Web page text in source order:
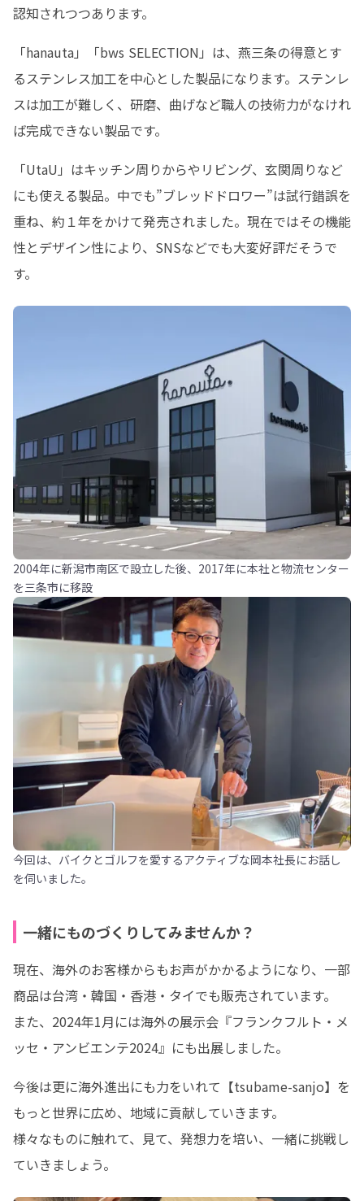
認知されつつあります。
「hanauta」「bws SELECTION」は、燕三条の得意とす
るステンレス加工を中心とした製品になります。ステンレ
スは加工が難しく、研磨、曲げなど職人の技術力がなけれ
ば完成できない製品です。
「UtaU」はキッチン周りからやリビング、玄関周りなど
にも使える製品。中でも”ブレッドドロワー”は試行錯誤を
重ね、約１年をかけて発売されました。現在ではその機能
性とデザイン性により、SNSなどでも大変好評だそうで
す。
2004年に新潟市南区で設立した後、2017年に本社と物流センター
を三条市に移設
今回は、バイクとゴルフを愛するアクティブな岡本社長にお話し
を伺いました。
一緒にものづくりしてみませんか？
現在、海外のお客様からもお声がかかるようになり、一部
商品は台湾・韓国・香港・タイでも販売されています。
また、2024年1月には海外の展示会『フランクフルト・メ
ッセ・アンビエンテ2024』にも出展しました。
今後は更に海外進出にも力をいれて【tsubame-sanjo】を
もっと世界に広め、地域に貢献していきます。
様々なものに触れて、見て、発想力を培い、一緒に挑戦し
ていきましょう。